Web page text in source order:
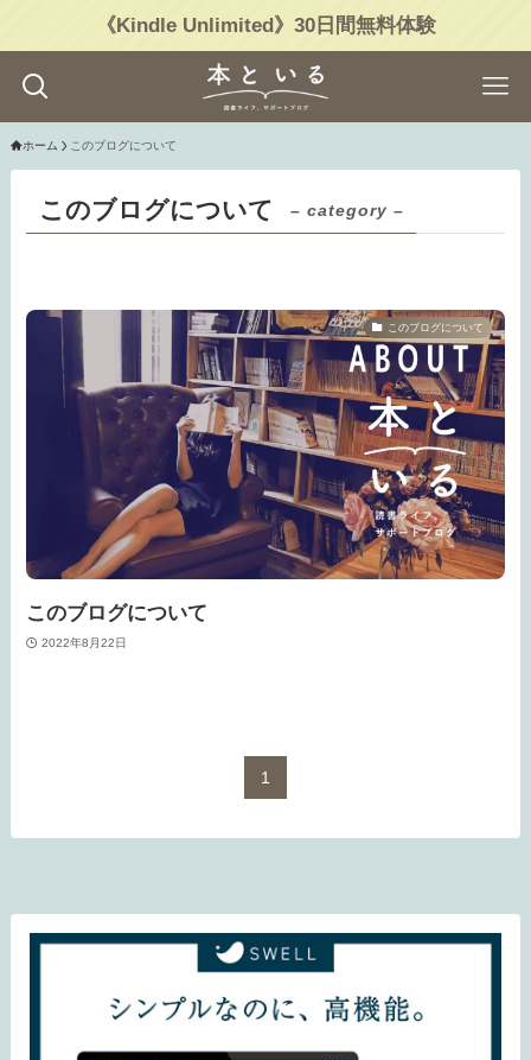
《Kindle Unlimited》30日間無料体験
ホーム このブログについて
このブログについて – category –
このブログについて
このブログについて
2022年8月22日
1